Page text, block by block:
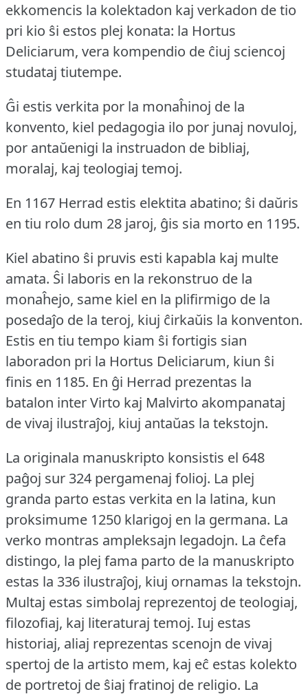
ekkomencis la kolektadon kaj verkadon de tio
pri kio ŝi estos plej konata: la Hortus
Deliciarum, vera kompendio de ĉiuj sciencoj
studataj tiutempe.
Ĝi estis verkita por la monaĥinoj de la
konvento, kiel pedagogia ilo por junaj novuloj,
por antaŭenigi la instruadon de bibliaj,
moralaj, kaj teologiaj temoj.
En 1167 Herrad estis elektita abatino; ŝi daŭris
en tiu rolo dum 28 jaroj, ĝis sia morto en 1195.
Kiel abatino ŝi pruvis esti kapabla kaj multe
amata. Ŝi laboris en la rekonstruo de la
monaĥejo, same kiel en la plifirmigo de la
posedaĵo de la teroj, kiuj ĉirkaŭis la konventon.
Estis en tiu tempo kiam ŝi fortigis sian
laboradon pri la Hortus Deliciarum, kiun ŝi
finis en 1185. En ĝi Herrad prezentas la
batalon inter Virto kaj Malvirto akompanataj
de vivaj ilustraĵoj, kiuj antaŭas la tekstojn.
La originala manuskripto konsistis el 648
paĝoj sur 324 pergamenaj folioj. La plej
granda parto estas verkita en la latina, kun
proksimume 1250 klarigoj en la germana. La
verko montras ampleksajn legadojn. La ĉefa
distingo, la plej fama parto de la manuskripto
estas la 336 ilustraĵoj, kiuj ornamas la tekstojn.
Multaj estas simbolaj reprezentoj de teologiaj,
filozofiaj, kaj literaturaj temoj. Iuj estas
historiaj, aliaj reprezentas scenojn de vivaj
spertoj de la artisto mem, kaj eĉ estas kolekto
de portretoj de ŝiaj fratinoj de religio. La